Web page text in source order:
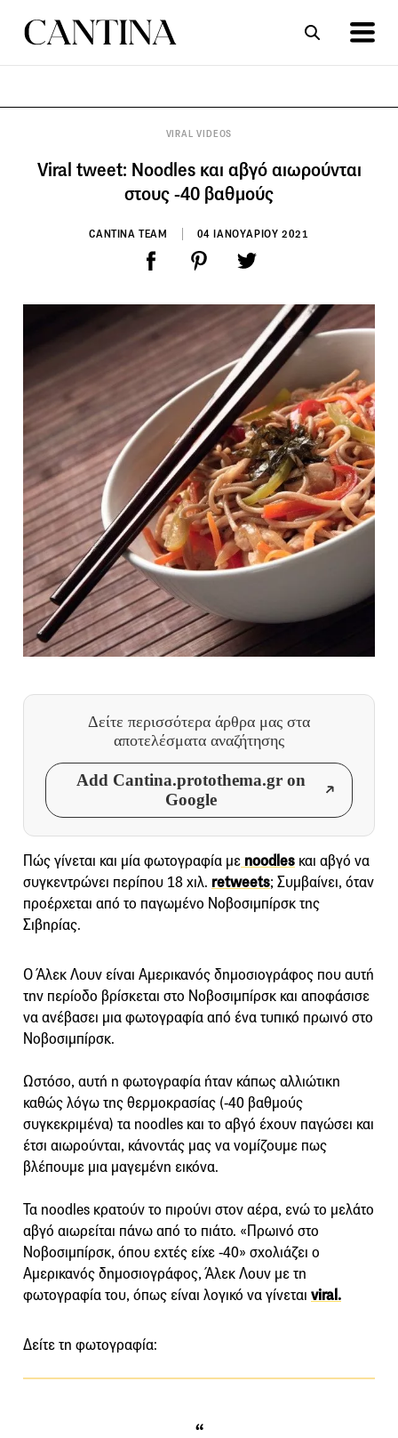
VIRAL VIDEOS
Viral tweet: Noodles και αβγό αιωρούνται
στους -40 βαθμούς
CANTINA TEAM 04 ΙΑΝΟΥΑΡΙΟΥ 2021
Δείτε περισσότερα άρθρα μας στα
αποτελέσματα αναζήτησης
Add Cantina.protothema.gr on
Google
Πώς γίνεται και μία φωτογραφία μεnoodles και αβγό να
συγκεντρώνει περίπου 18 χιλ. retweets; Συμβαίνει, όταν
προέρχεται από το παγωμένο Νοβοσιμπίρσκ της
Σιβηρίας.
Ο Άλεκ Λουν είναι Αμερικανός δημοσιογράφος που αυτή
την περίοδο βρίσκεται στο Νοβοσιμπίρσκ και αποφάσισε
να ανέβασει μια φωτογραφία από ένα τυπικό πρωινό στο
Νοβοσιμπίρσκ.
Ωστόσο, αυτή η φωτογραφία ήταν κάπως αλλιώτικη
καθώς λόγω της θερμοκρασίας (-40 βαθμούς
συγκεκριμένα) τα noodles και το αβγό έχουν παγώσει και
έτσι αιωρούνται, κάνοντάς μας να νομίζουμε πως
βλέπουμε μια μαγεμένη εικόνα.
Τα noodles κρατούν το πιρούνι στον αέρα, ενώ το μελάτο
αβγό αιωρείται πάνω από το πιάτο. «Πρωινό στο
Νοβοσιμπίρσκ, όπου εχτές είχε -40» σχολιάζει ο
Αμερικανός δημοσιογράφος, Άλεκ Λουν με τη
φωτογραφία του, όπως είναι λογικό να γίνεται viral.
Δείτε τη φωτογραφία: